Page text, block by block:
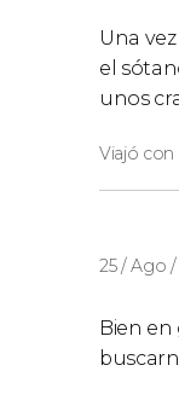
Una
el
unos
Viajó
25 / Ago /
Bien en